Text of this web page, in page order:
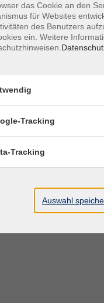
das Cookie an den
für Websites
des Benutzers
ein. Weitere
Tracking
Tracking
Auswahl